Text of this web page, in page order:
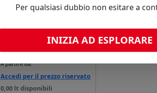
INCHIOSTRO
KEUNDO LUV
A partire da:
Accedi per il prezzo riservato
0,00 lt disponibili
Per qualsiasi dubbio non esitare a
INIZIA AD ESPLORARE